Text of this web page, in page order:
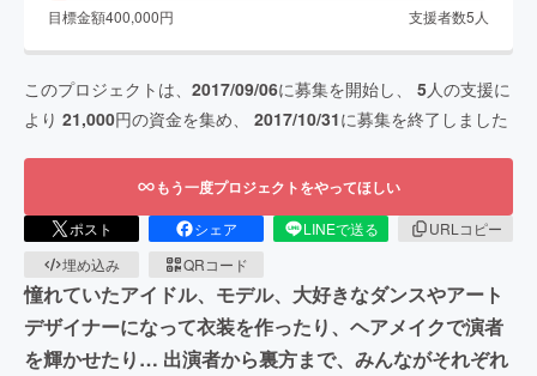
目標金額400,000円 支援者数5 人
このプロジェクトは、 2017/09/06に募集を開始し、 5人の支援に
より 21,000円の資金を集め、 2017/10/31に募集を終了しました
もう一度プロジェクトをやってほしい
ポスト シェア LINEで送る
URLコピー
埋め込み
QRコード
憧れていたアイドル、モデル、大好きなダンスやアート
デザイナーになって衣装を作ったり、ヘアメイクで演者
を輝かせたり… 出演者から裏方まで、みんながそれぞれ